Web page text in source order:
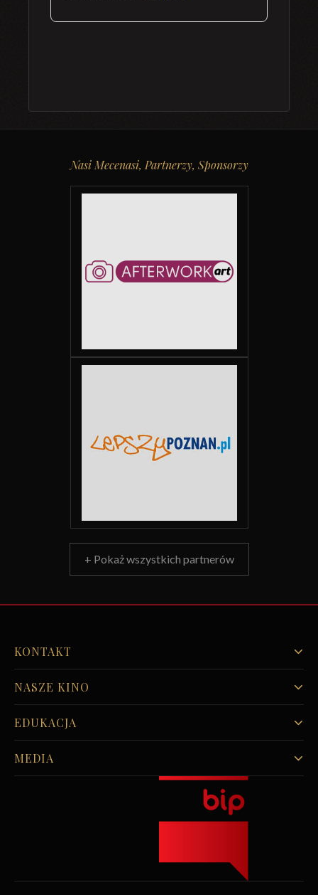
Nasi Mecenasi, Partnerzy, Sponsorzy
+ Pokaż wszystkich partnerów
KONTAKT
NASZE KINO
EDUKACJA
MEDIA